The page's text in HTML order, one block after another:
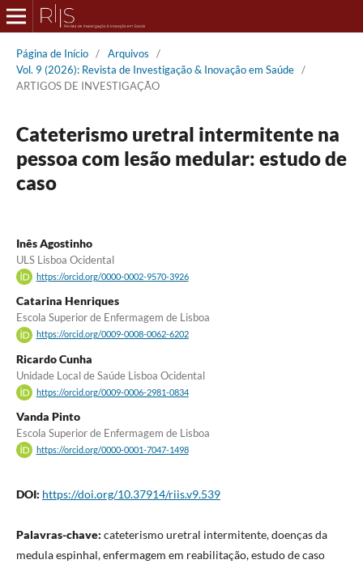
Página de Início / Arquivos
/
Vol. 9 (2026): Revista de Investigação & Inovação em Saúde /
ARTIGOS DE INVESTIGAÇÃO
Cateterismo uretral intermitente na
pessoa com lesão medular: estudo de
caso
Inês Agostinho
ULS Lisboa Ocidental
https://orcid.org/0000-0002-9570-3926
Catarina Henriques
Escola Superior de Enfermagem de Lisboa
https://orcid.org/0009-0008-0062-6202
Ricardo Cunha
Unidade Local de Saúde Lisboa Ocidental
https://orcid.org/0009-0006-2981-0834
Vanda Pinto
Escola Superior de Enfermagem de Lisboa
https://orcid.org/0000-0001-7047-1498
DOI: https://doi.org/10.37914/riis.v9.539
Palavras-chave: cateterismo uretral intermitente, doenças da
medula espinhal, enfermagem em reabilitação, estudo de caso